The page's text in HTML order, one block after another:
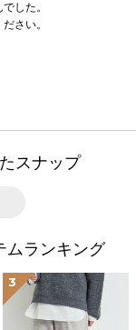
した。
さい。
スナップ
ムランキング
3